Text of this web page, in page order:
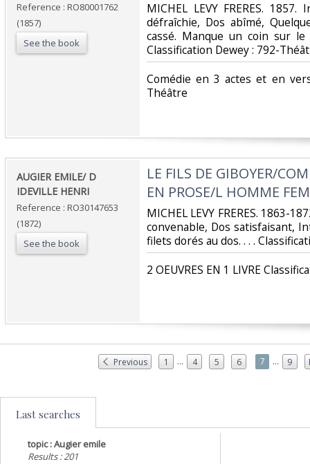
Reference : RO80001762
(1857)
See the book
‎MICHEL LEVY FRERES.
défraîchie, Dos abîmé,
cassé. Manque un coin sur
Classification Dewey : 792-
‎Comédie en 3 actes et en
Théâtre‎
‎AUGIER EMILE/ D
IDEVILLE HENRI‎
Reference : RO30147653
(1872)
See the book
‎LE FILS DE GIBOYER/
EN PROSE/L HOMME
‎MICHEL LEVY FRERES. 1863-
convenable, Dos satisfaisant,
filets dorés au dos. . . .
‎2 OEUVRES EN 1 LIVRE
Previous 1 ... 4 5 6 7 ... 9
Last searches
topic : Augier emile
Results : 201